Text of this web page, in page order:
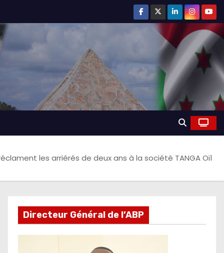
les arriérés de deux ans à la société TANGA Oïl
Directeur Général de l’ABP